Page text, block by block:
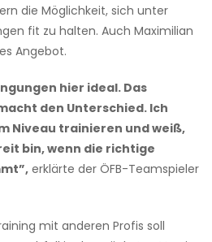
die Möglichkeit, sich unter
fit zu halten. Auch Maximilian
Angebot.
hier ideal. Das
den Unterschied. Ich
Niveau trainieren und weiß,
bin, wenn die richtige
erklärte der ÖFB-Teamspieler
mit anderen Profis soll